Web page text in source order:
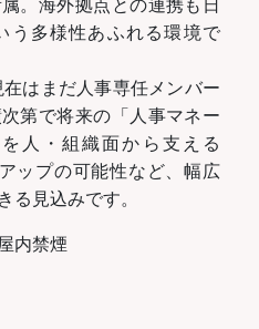
。海外拠点との連携も日
う多様性あふれる環境で
はまだ人事専任メンバー
第で将来の「人事マネー
人・組織面から支える
ップの可能性など、幅広
る見込みです。
内禁煙